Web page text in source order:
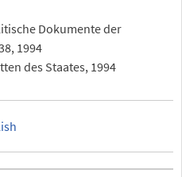
Dokumente der
1994
des Staates, 1994